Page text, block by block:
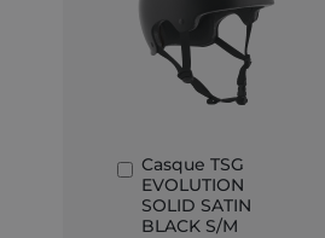
Casque TSG
EVOLUTION
SOLID SATIN
BLACK S/M
Ajouter
au
panier